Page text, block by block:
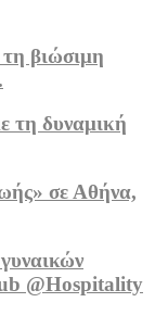
βιώσιμη
τη δυναμική
σε Αθήνα,
@Hospitality